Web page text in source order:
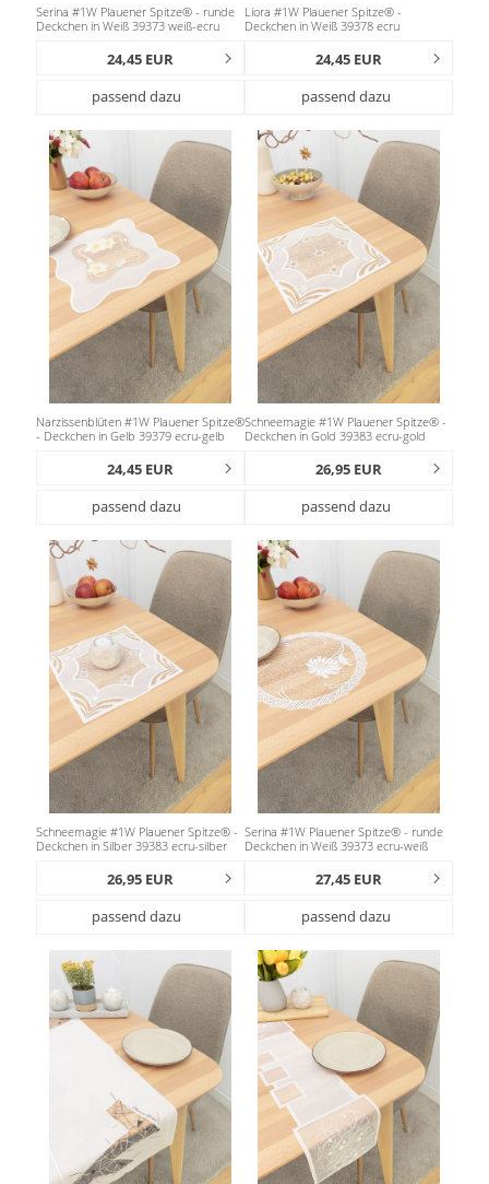
Serina #1W Plauener Spitze® - runde
Deckchen in Weiß 39373 weiß-ecru
24,45 EUR
passend dazu
Liora #1W Plauener Spitze® -
Deckchen in Weiß 39378 ecru
24,45 EUR
passend dazu
Narzissenblüten #1W Plauener Spitze®
- Deckchen in Gelb 39379 ecru-gelb
24,45 EUR
passend dazu
Schneemagie #1W Plauener Spitze® -
Deckchen in Gold 39383 ecru-gold
26,95 EUR
passend dazu
Schneemagie #1W Plauener Spitze® -
Deckchen in Silber 39383 ecru-silber
26,95 EUR
passend dazu
Serina #1W Plauener Spitze® - runde
Deckchen in Weiß 39373 ecru-weiß
27,45 EUR
passend dazu